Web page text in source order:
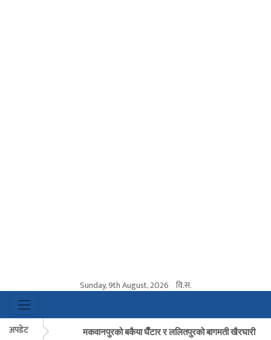
Sunday, 9th August, 2026 वि.स.
अपडेट
मकवानपुरको बकैया घैँटार र ललितपुरको बागमती खैरघारी